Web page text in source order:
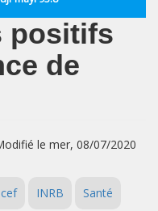
positifs
de
le mer, 08/07/2020
INRB Santé